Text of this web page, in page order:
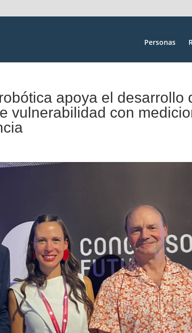
Personas
apoya el desarrollo
vulnerabilidad con